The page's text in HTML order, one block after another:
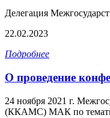
Делегация
22.02.2023
Подробнее
О проведение
24 ноября 2021 г.
(ККАМС) МАК по